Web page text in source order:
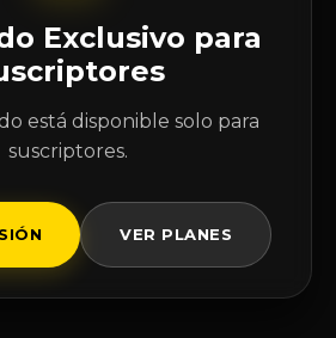
Exclusivo para
está disponible solo para
suscriptores.
VER PLANES